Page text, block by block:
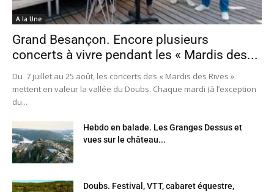
A la Une
Grand Besançon. Encore plusieurs
concerts à vivre pendant les « Mardis des...
Du 7 juillet au 25 août, les concerts des « Mardis des Rives »
mettent en valeur la vallée du Doubs. Chaque mardi (à l’exception
du...
Hebdo en balade. Les Granges Dessus et
vues sur le château...
Doubs. Festival, VTT, cabaret équestre,